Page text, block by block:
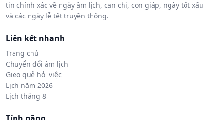
tin chính xác về ngày âm lịch, can chi, con giáp, ngày tốt xấu
và các ngày lễ tết truyền thống.
Liên kết nhanh
Trang chủ
Chuyển đổi âm lịch
Gieo quẻ hỏi việc
Lịch năm 2026
Lịch tháng 8